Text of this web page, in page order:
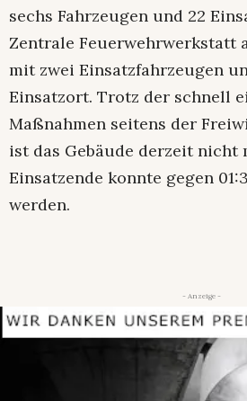
sechs Fahrzeugen und 22
Zentrale Feuerwehrwerkstatt
mit zwei Einsatzfahrzeugen
Einsatzort. Trotz der schnell
Maßnahmen seitens der
ist das Gebäude derzeit nicht
Einsatzende konnte gegen
werden.
- Anzeige -